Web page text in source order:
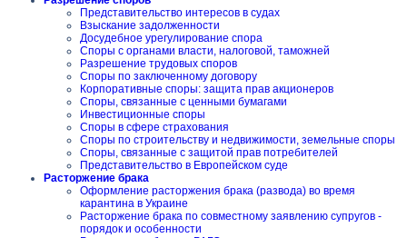
Представительство интересов в судах
Взыскание задолженности
Досудебное урегулирование спора
Споры с органами власти, налоговой, таможней
Разрешение трудовых споров
Споры по заключенному договору
Корпоративные споры: защита прав акционеров
Споры, связанные с ценными бумагами
Инвестиционные споры
Споры в сфере страхования
Споры по строительству и недвижимости, земельные споры
Споры, связанные с защитой прав потребителей
Представительство в Европейском суде
Расторжение брака
Оформление расторжения брака (развода) во время
карантина в Украине
Расторжение брака по совместному заявлению супругов -
порядок и особенности